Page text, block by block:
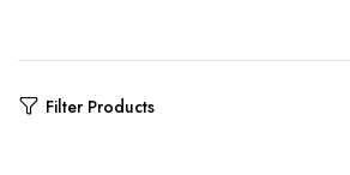
Filter Products